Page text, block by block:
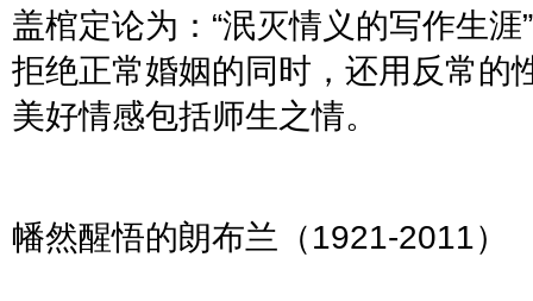
盖棺定论为： “泯灭情义的写作生涯”
拒绝正常婚姻的同时，还用反常的
美好情感包括师生之情。
幡然醒悟的朗布兰（1921-2011）